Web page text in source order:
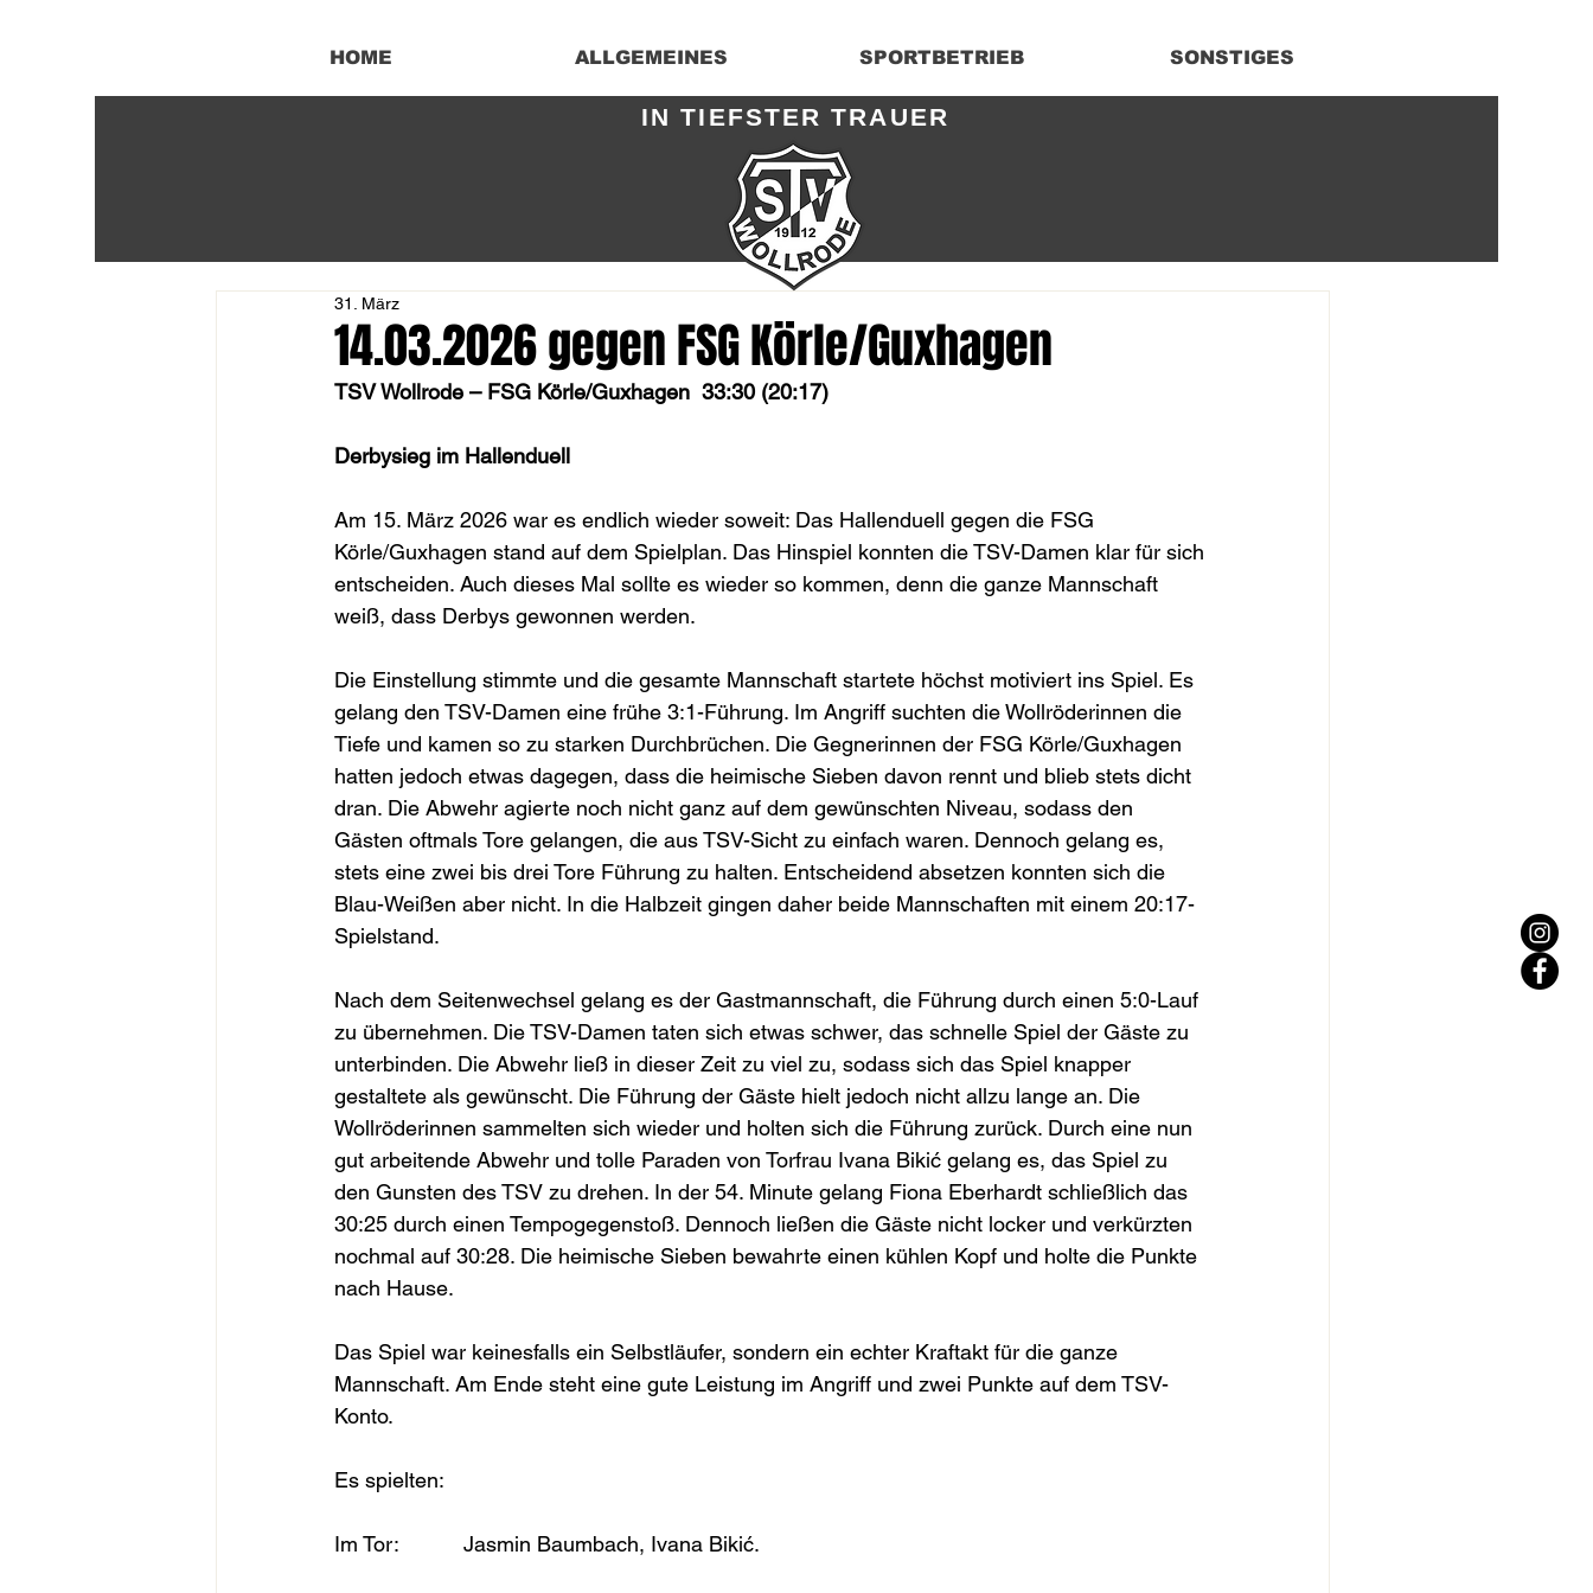
HOME ALLGEMEINES SPORTBETRIEB SONSTIGES
IN TIEFSTER TRAUER
14.03.2026 gegen FSG Körle/Guxhagen
31. März
TSV Wollrode – FSG Körle/Guxhagen  33:30 (20:17)
Derbysieg im Hallenduell
Am 15. März 2026 war es endlich wieder soweit: Das Hallenduell gegen die FSG
Körle/Guxhagen stand auf dem Spielplan. Das Hinspiel konnten die TSV-Damen klar für sich
entscheiden. Auch dieses Mal sollte es wieder so kommen, denn die ganze Mannschaft
weiß, dass Derbys gewonnen werden.
Die Einstellung stimmte und die gesamte Mannschaft startete höchst motiviert ins Spiel. Es
gelang den TSV-Damen eine frühe 3:1-Führung. Im Angriff suchten die Wollröderinnen die
Tiefe und kamen so zu starken Durchbrüchen. Die Gegnerinnen der FSG Körle/Guxhagen
hatten jedoch etwas dagegen, dass die heimische Sieben davon rennt und blieb stets dicht
dran. Die Abwehr agierte noch nicht ganz auf dem gewünschten Niveau, sodass den
Gästen oftmals Tore gelangen, die aus TSV-Sicht zu einfach waren. Dennoch gelang es,
stets eine zwei bis drei Tore Führung zu halten. Entscheidend absetzen konnten sich die
Blau-Weißen aber nicht. In die Halbzeit gingen daher beide Mannschaften mit einem 20:17-
Spielstand.
Nach dem Seitenwechsel gelang es der Gastmannschaft, die Führung durch einen 5:0-Lauf
zu übernehmen. Die TSV-Damen taten sich etwas schwer, das schnelle Spiel der Gäste zu
unterbinden. Die Abwehr ließ in dieser Zeit zu viel zu, sodass sich das Spiel knapper
gestaltete als gewünscht. Die Führung der Gäste hielt jedoch nicht allzu lange an. Die
Wollröderinnen sammelten sich wieder und holten sich die Führung zurück. Durch eine nun
gut arbeitende Abwehr und tolle Paraden von Torfrau Ivana Bikić gelang es, das Spiel zu
den Gunsten des TSV zu drehen. In der 54. Minute gelang Fiona Eberhardt schließlich das
30:25 durch einen Tempogegenstoß. Dennoch ließen die Gäste nicht locker und verkürzten
nochmal auf 30:28. Die heimische Sieben bewahrte einen kühlen Kopf und holte die Punkte
nach Hause.
Das Spiel war keinesfalls ein Selbstläufer, sondern ein echter Kraftakt für die ganze
Mannschaft. Am Ende steht eine gute Leistung im Angriff und zwei Punkte auf dem TSV-
Konto.
Es spielten:
Im Tor:           Jasmin Baumbach, Ivana Bikić.